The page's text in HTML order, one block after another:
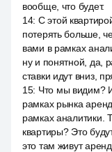
вообще, что будет.
14: С этой
потерять больше,
вами в рамках
ну и понятной, да,
ставки идут вниз,
15: Что мы видим?
рамках рынка
рамках аналитики.
квартиры? Это
это там живут